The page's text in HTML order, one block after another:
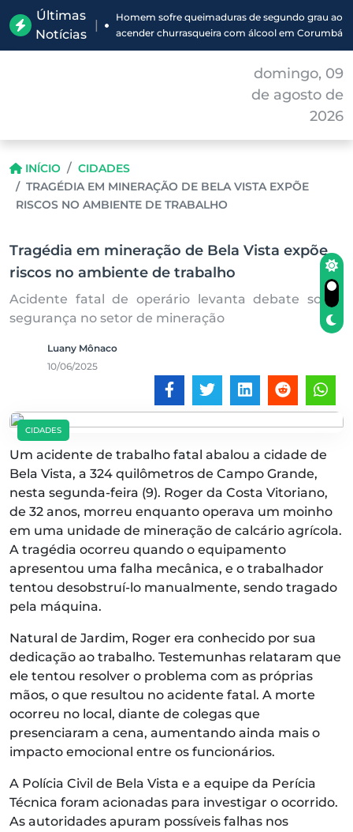
Últimas
Notícias
|
Homem sofre queimaduras de segundo grau ao
acender churrasqueira com álcool em Corumbá
domingo, 09
de agosto de
2026
INÍCIO
CIDADES
TRAGÉDIA EM MINERAÇÃO DE BELA VISTA EXPÕE
RISCOS NO AMBIENTE DE TRABALHO
Tragédia em mineração de Bela Vista expõe
riscos no ambiente de trabalho
Acidente fatal de operário levanta debate sobre
segurança no setor de mineração
Luany Mônaco
10/06/2025
CIDADES
Um acidente de trabalho fatal abalou a cidade de
Bela Vista, a 324 quilômetros de Campo Grande,
nesta segunda-feira (9). Roger da Costa Vitoriano,
de 32 anos, morreu enquanto operava um moinho
em uma unidade de mineração de calcário agrícola.
A tragédia ocorreu quando o equipamento
apresentou uma falha mecânica, e o trabalhador
tentou desobstruí-lo manualmente, sendo tragado
pela máquina.
Natural de Jardim, Roger era conhecido por sua
dedicação ao trabalho. Testemunhas relataram que
ele tentou resolver o problema com as próprias
mãos, o que resultou no acidente fatal. A morte
ocorreu no local, diante de colegas que
presenciaram a cena, aumentando ainda mais o
impacto emocional entre os funcionários.
A Polícia Civil de Bela Vista e a equipe da Perícia
Técnica foram acionadas para investigar o ocorrido.
As autoridades apuram possíveis falhas nos